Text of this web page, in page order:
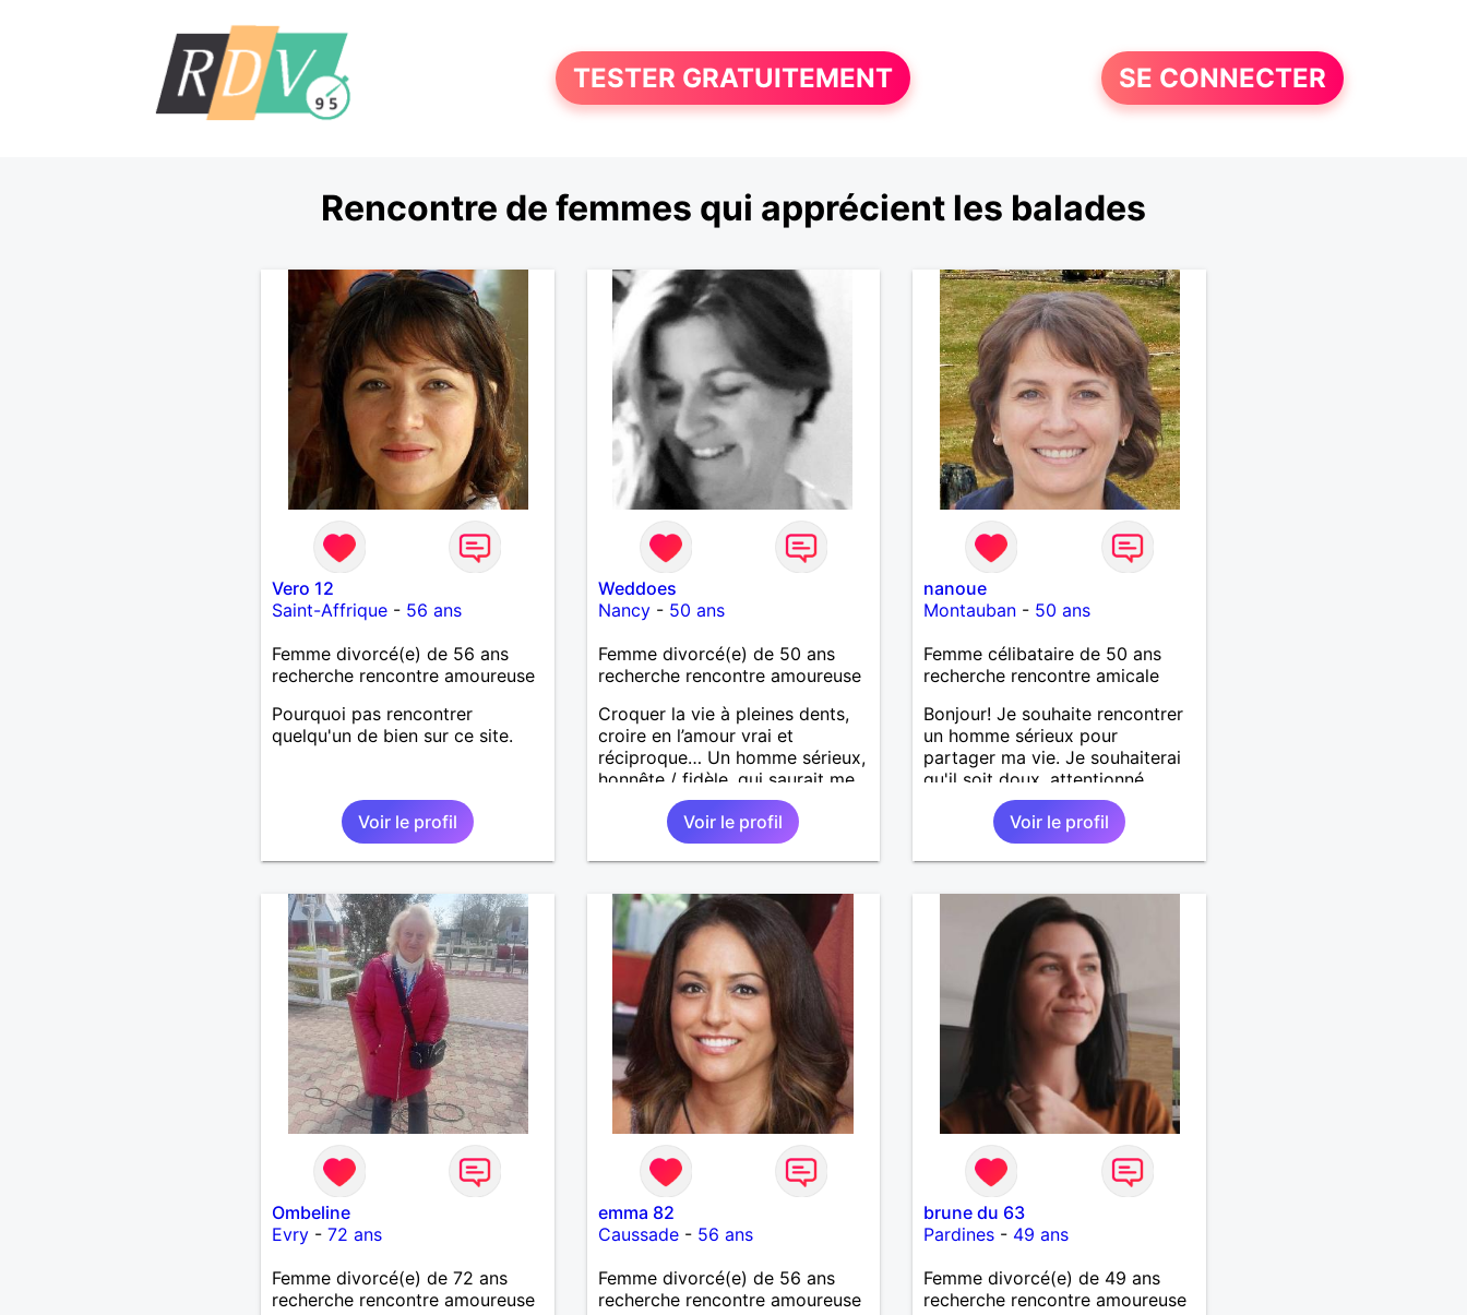
TESTER GRATUITEMENT SE CONNECTER
Rencontre de femmes qui apprécient les balades
Vero 12
Saint-Affrique- 56 ans
Femme divorcé(e) de 56 ans
recherche rencontre amoureuse
Pourquoi pas rencontrer
quelqu'un de bien sur ce site.
Voir le profil
Weddoes
Nancy- 50 ans
Femme divorcé(e) de 50 ans
recherche rencontre amoureuse
Croquer la vie à pleines dents,
croire en l’amour vrai et
réciproque… Un homme sérieux,
honnête / fidèle, qui saurait me
faire rire à nouveau, est le bien
Voir le profil
nanoue
Montauban - 50 ans
Femme célibataire de 50 ans
recherche rencontre amicale
Bonjour! Je souhaite rencontrer
un homme sérieux pour
partager ma vie. Je souhaiterai
qu'il soit doux, attentionné,
ayant un grand sens de la
famille comme moi.
Voir le profil
Ombeline
Evry- 72 ans
Femme divorcé(e) de 72 ans
recherche rencontre amoureuse
emma 82
Caussade- 56 ans
Femme divorcé(e) de 56 ans
recherche rencontre amoureuse
brune du 63
Pardines - 49 ans
Femme divorcé(e) de 49 ans
recherche rencontre amoureuse